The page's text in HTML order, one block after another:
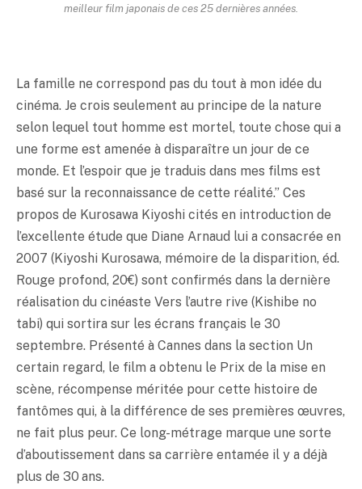
meilleur film japonais de ces 25 dernières années.
La famille ne correspond pas du tout à mon idée du
cinéma. Je crois seulement au principe de la nature
selon lequel tout homme est mortel, toute chose qui a
une forme est amenée à disparaître un jour de ce
monde. Et l’espoir que je traduis dans mes films est
basé sur la reconnaissance de cette réalité.” Ces
propos de Kurosawa Kiyoshi cités en introduction de
l’excellente étude que Diane Arnaud lui a consacrée en
2007 (Kiyoshi Kurosawa, mémoire de la disparition, éd.
Rouge profond, 20€) sont confirmés dans la dernière
réalisation du cinéaste Vers l’autre rive (Kishibe no
tabi) qui sortira sur les écrans français le 30
septembre. Présenté à Cannes dans la section Un
certain regard, le film a obtenu le Prix de la mise en
scène, récompense méritée pour cette histoire de
fantômes qui, à la différence de ses premières œuvres,
ne fait plus peur. Ce long-métrage marque une sorte
d’aboutissement dans sa carrière entamée il y a déjà
plus de 30 ans.